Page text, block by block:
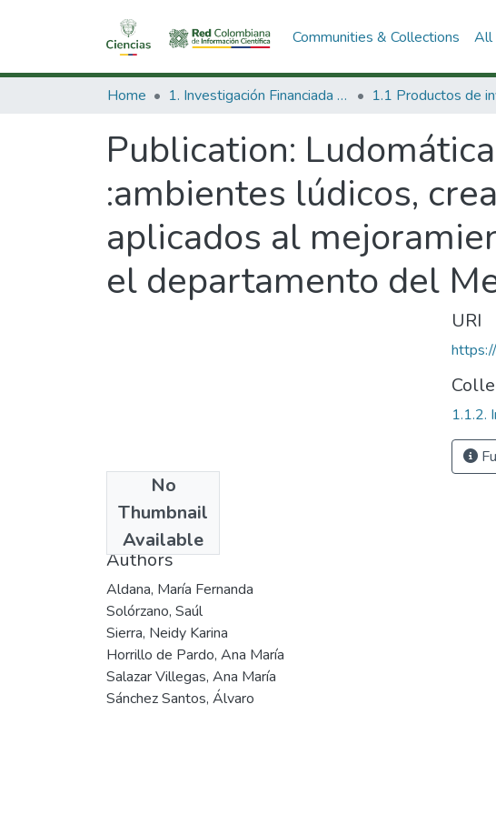
Communities & Collections All
Home 1. Investigación Financiada con Recursos Públicos
Publication:
:ambientes lúdicos,
aplicados al
el departamento del
No
Thumbnail
Available
2002
Authors
Aldana, María Fernanda
Solórzano, Saúl
Sierra, Neidy Karina
Horrillo de Pardo, Ana María
Salazar Villegas, Ana María
Sánchez Santos, Álvaro
URI
1.1.2.